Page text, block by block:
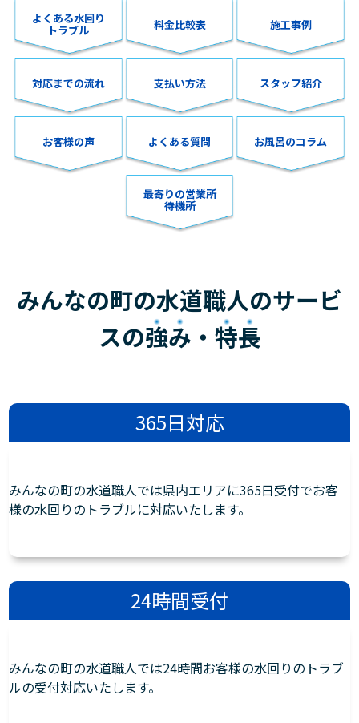
よくある水回り
トラブル 料金比較表 施工事例
対応までの流れ 支払い方法 スタッフ紹介
お客様の声 よくある質問 お風呂のコラム
最寄りの営業所
待機所
みんなの町の水道職人のサービ
スの強み ・ 特長
365日対応
みんなの町の水道職人では県内エリアに365日受付でお客
様の水回りのトラブルに対応いたします。
24時間受付
みんなの町の水道職人では24時間お客様の水回りのトラブ
ルの受付対応いたします。